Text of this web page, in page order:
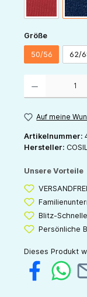
Größeauswählen
50/56 62/
Auf meine
Artikelnummer:
Hersteller:
Unsere Vorteile
Blitz-
Persönliche
Dieses Produkt